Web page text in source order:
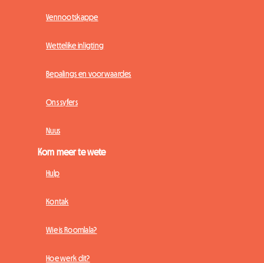
Vennootskappe
Wettelike inligting
Bepalings en voorwaardes
Ons syfers
Nuus
Kom meer te wete
Hulp
Kontak
Wie is Roomlala?
Hoe werk dit?